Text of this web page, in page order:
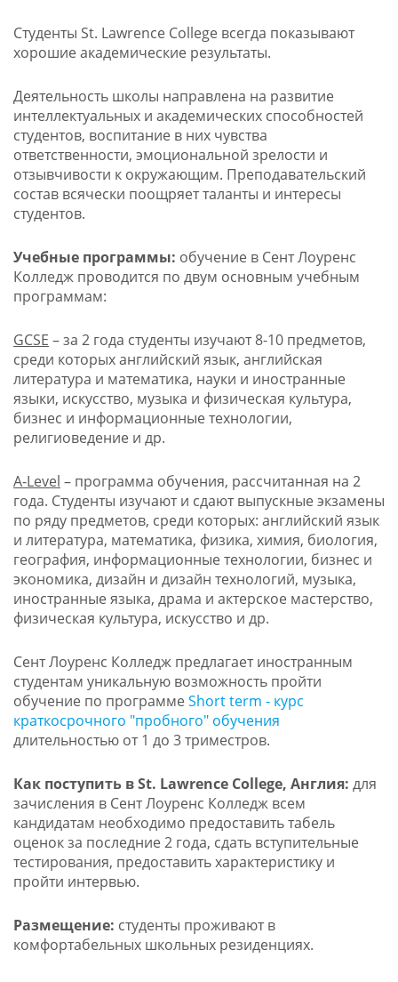
Студенты St. Lawrence College всегда показывают
хорошие академические результаты.
Деятельность школы направлена на развитие
интеллектуальных и академических способностей
студентов, воспитание в них чувства
ответственности, эмоциональной зрелости и
отзывчивости к окружающим. Преподавательский
состав всячески поощряет таланты и интересы
студентов.
Учебные программы: обучение в Сент Лоуренс
Колледж проводится по двум основным учебным
программам:
GCSE – за 2 года студенты изучают 8-10 предметов,
среди которых английский язык, английская
литература и математика, науки и иностранные
языки, искусство, музыка и физическая культура,
бизнес и информационные технологии,
религиоведение и др.
A-Level – программа обучения, рассчитанная на 2
года. Студенты изучают и сдают выпускные экзамены
по ряду предметов, среди которых: английский язык
и литература, математика, физика, химия, биология,
география, информационные технологии, бизнес и
экономика, дизайн и дизайн технологий, музыка,
иностранные языка, драма и актерское мастерство,
физическая культура, искусство и др.
Сент Лоуренс Колледж предлагает иностранным
студентам уникальную возможность пройти
обучение по программе Short term - курс
краткосрочного "пробного" обучения
длительностью от 1 до 3 триместров.
Как поступить в St. Lawrence College, Англия: для
зачисления в Сент Лоуренс Колледж всем
кандидатам необходимо предоставить табель
оценок за последние 2 года, сдать вступительные
тестирования, предоставить характеристику и
пройти интервью.
Размещение: студенты проживают в
комфортабельных школьных резиденциях.